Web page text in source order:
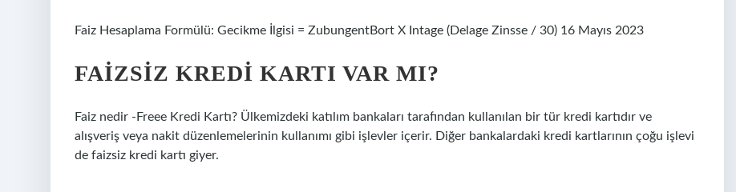
Faiz Hesaplama Formülü: Gecikme İlgisi = ZubungentBort X Intage (Delage Zinsse / 30) 16 Mayıs 2023
FAIZSIZ KREDI KARTI VAR MI?
Faiz nedir -Freee Kredi Kartı? Ülkemizdeki katılım bankaları tarafından kullanılan bir tür kredi kartıdır ve
alışveriş veya nakit düzenlemelerinin kullanımı gibi işlevler içerir. Diğer bankalardaki kredi kartlarının çoğu işlevi
de faizsiz kredi kartı giyer.